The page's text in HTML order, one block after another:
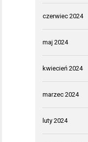
czerwiec 2024
maj 2024
kwiecień 2024
marzec 2024
luty 2024